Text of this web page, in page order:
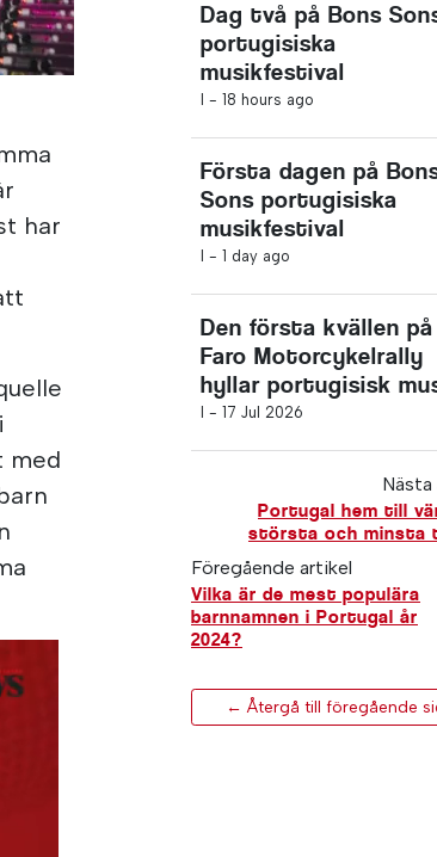
har
med
Dag två på Bons
portugisiska
musikfestival
I - 18 hours ago
Första dagen på
Sons portugisiska
musikfestival
I - 1 day ago
Den första kvällen på
Faro Motorcykelrally
hyllar portugisisk
I - 17 Jul 2026
Portugal hem till
största och minsta
Föregående artikel
Vilka är de mest populära
barnnamnen i Portugal år
2024?
← Återgå till föregående